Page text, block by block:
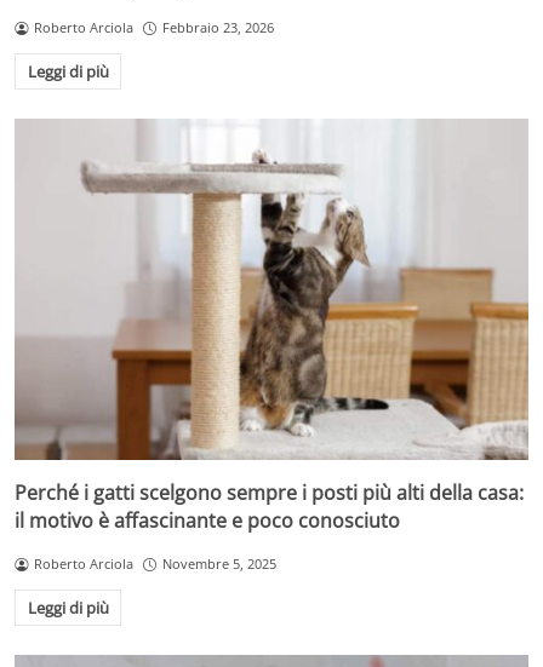
Roberto Arciola Febbraio 23, 2026
Leggi di più
Perché i gatti scelgono sempre i posti più alti della casa:
il motivo è affascinante e poco conosciuto
Roberto Arciola Novembre 5, 2025
Leggi di più